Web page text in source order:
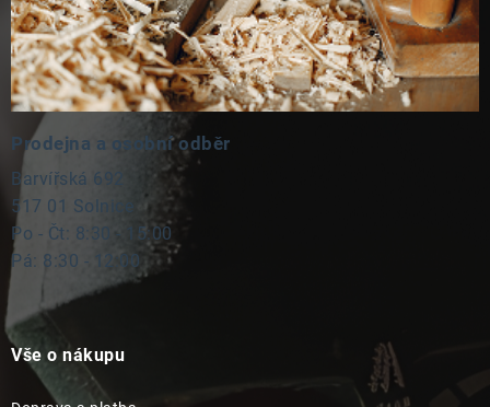
Prodejna a osobní odběr
Barvířská 692
517 01 Solnice
Po - Čt: 8:30 - 15:00
Pá: 8:30 - 12:00
Vše o nákupu